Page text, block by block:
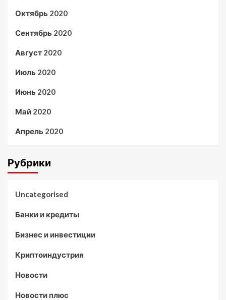
Октябрь 2020
Сентябрь 2020
Август 2020
Июль 2020
Июнь 2020
Май 2020
Апрель 2020
Рубрики
Uncategorised
Банки и кредиты
Бизнес и инвестиции
Криптоиндустрия
Новости
Новости плюс